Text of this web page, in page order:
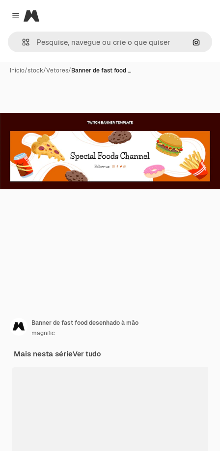
Close menu
Magnific
Início/stock/Vetores/Banner de fast food …
Banner de fast food desenhado à mão
magnific
Mais nesta sérieVer tudo